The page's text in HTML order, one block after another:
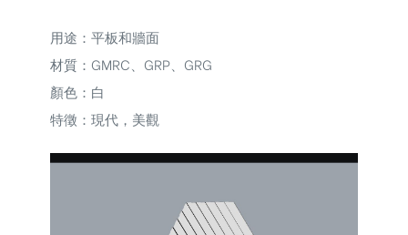
用途：平板和牆面
材質：GMRC、GRP、GRG
顏色：白
特徵：現代，美觀